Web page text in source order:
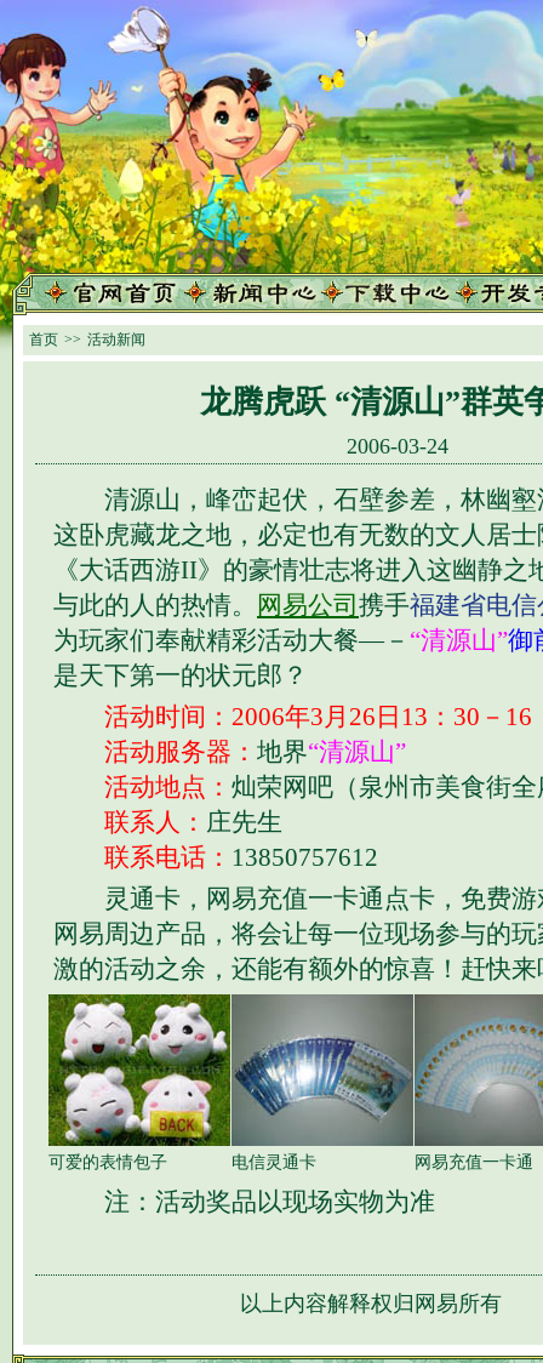
首页 >> 活动新闻
龙腾虎跃 “清源山”群英
2006-03-24
清源山，峰峦起伏，石壁参差，林幽壑
这卧虎藏龙之地，必定也有无数的文人居
《大话西游II》的豪情壮志将进入这幽静之
与此的人的热情。
网易公司 携手福建省电
为玩家们奉献精彩活动大餐—－ “清源山”御
是天下第一的状元郎？
活动时间：2006年3月26日13：30－16
活动服务器： 地界“清源山”
活动地点： 灿荣网吧（泉州市美食街
联系人： 庄先生
联系电话： 13850757612
灵通卡，网易充值一卡通点卡，免费游
网易周边产品，将会让每一位现场参与的
激的活动之余，还能有额外的惊喜！赶快来
可爱的表情包子 电信灵通卡 网易充值一卡通
注：活动奖品以现场实物为准
以上内容解释权归网易所有